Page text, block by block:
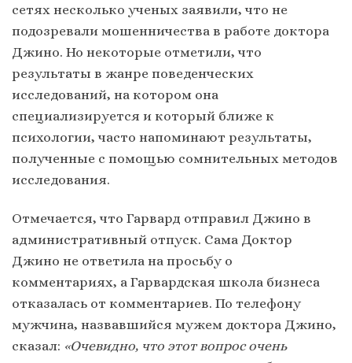
сетях несколько ученых заявили, что не
подозревали мошенничества в работе доктора
Джино. Но некоторые отметили, что
результаты в жанре поведенческих
исследований, на котором она
специализируется и который ближе к
психологии, часто напоминают результаты,
полученные с помощью сомнительных методов
исследования.
Отмечается, что Гарвард отправил Джино в
административный отпуск. Сама Доктор
Джино не ответила на просьбу о
комментариях, а Гарвардская школа бизнеса
отказалась от комментариев. По телефону
мужчина, назвавшийся мужем доктора Джино,
сказал: «Очевидно, что этот вопрос очень